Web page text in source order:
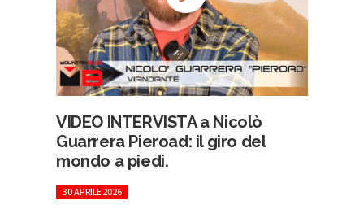
VIDEO INTERVISTA a Nicolò
Guarrera Pieroad: il giro del
mondo a piedi.
30 APRILE 2026